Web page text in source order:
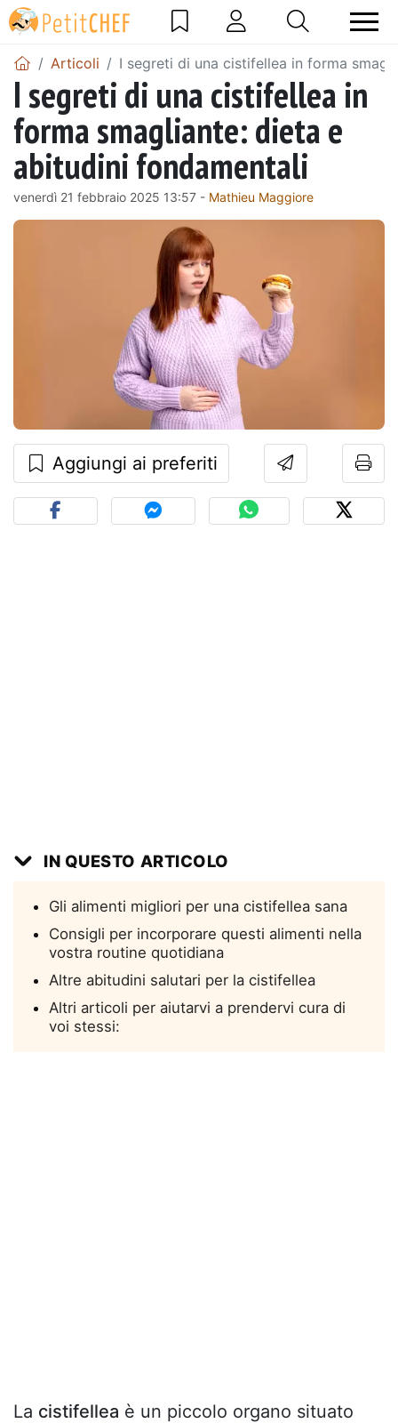
Articoli I segreti di una cistifellea in forma
I segreti di una cistifellea in
forma smagliante: dieta e
abitudini fondamentali
venerdì 21 febbraio 2025 13:57 - Mathieu Maggiore
Aggiungi ai preferiti
IN QUESTO ARTICOLO
Gli alimenti migliori per una cistifellea sana
Consigli per incorporare questi alimenti nella
vostra routine quotidiana
Altre abitudini salutari per la cistifellea
Altri articoli per aiutarvi a prendervi cura di
voi stessi:
La cistifellea è un piccolo organo situato